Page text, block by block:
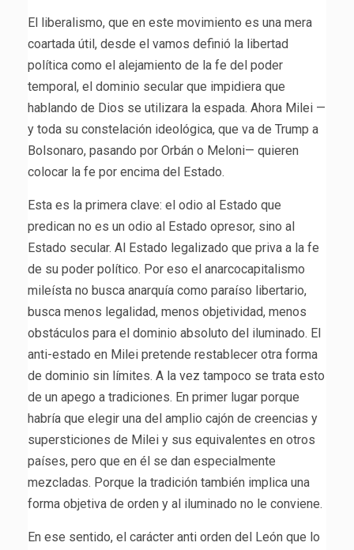
El liberalismo, que en este movimiento es una mera
coartada útil, desde el vamos definió la libertad
política como el alejamiento de la fe del poder
temporal, el dominio secular que impidiera que
hablando de Dios se utilizara la espada. Ahora Milei —
y toda su constelación ideológica, que va de Trump a
Bolsonaro, pasando por Orbán o Meloni— quieren
colocar la fe por encima del Estado.
Esta es la primera clave: el odio al Estado que
predican no es un odio al Estado opresor, sino al
Estado secular. Al Estado legalizado que priva a la fe
de su poder político. Por eso el anarcocapitalismo
mileísta no busca anarquía como paraíso libertario,
busca menos legalidad, menos objetividad, menos
obstáculos para el dominio absoluto del iluminado. El
anti-estado en Milei pretende restablecer otra forma
de dominio sin límites. A la vez tampoco se trata esto
de un apego a tradiciones. En primer lugar porque
habría que elegir una del amplio cajón de creencias y
supersticiones de Milei y sus equivalentes en otros
países, pero que en él se dan especialmente
mezcladas. Porque la tradición también implica una
forma objetiva de orden y al iluminado no le conviene.
En ese sentido, el carácter anti orden del León que lo